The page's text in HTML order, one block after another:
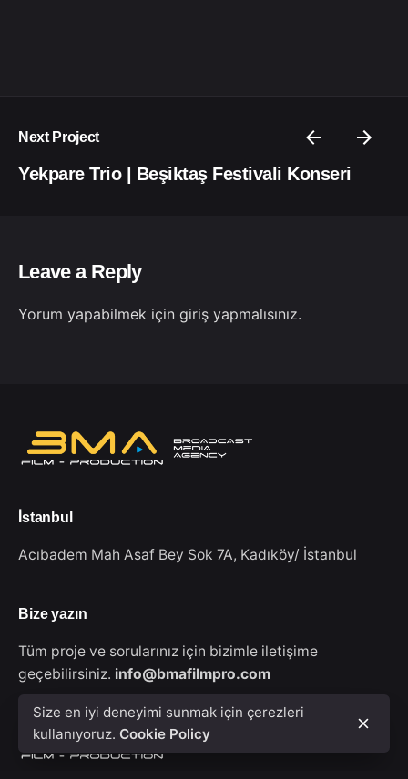
Next Project
Yekpare Trio | Beşiktaş Festivali Konseri
Leave a Reply
Yorum yapabilmek için giriş yapmalısınız.
İstanbul
Acıbadem Mah Asaf Bey Sok 7A, Kadıköy/ İstanbul
Bize yazın
Tüm proje ve sorularınız için bizimle iletişime
geçebilirsiniz. info@bmafilmpro.com
Size en iyi deneyimi sunmak için çerezleri
kullanıyoruz. Cookie Policy